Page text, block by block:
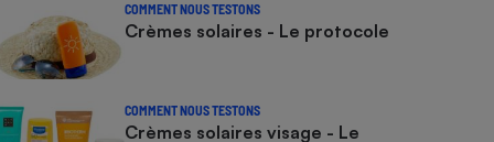
COMMENT NOUS TESTONS
Crèmes solaires - Le protocole
COMMENT NOUS TESTONS
Crèmes solaires visage - Le